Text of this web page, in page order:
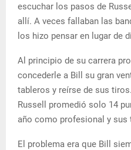
escuchar los pasos de
allí. A veces fallaban las
los hizo pensar en lugar de
Al principio de su carrera
concederle a Bill su gran
tableros y reírse de sus
Russell promedió solo 14
año como profesional y
El problema era que Bill